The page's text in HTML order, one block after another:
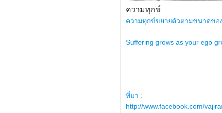
ความทุกข์
ความทุกข์ขยายตัวตามขนาดขอ
Suffering grows as your ego
ที่มา :
http://www.facebook.com/